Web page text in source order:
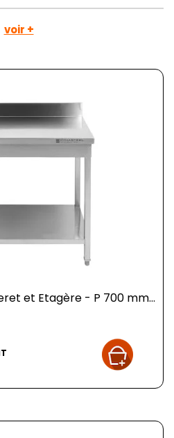
voir +
et Etagère - P 700 mm...